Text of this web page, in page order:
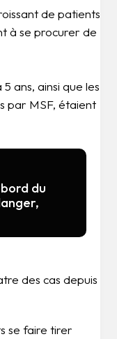
de patients
à se procurer de
ans, ainsi que les
par MSF, étaient
du
des cas depuis
se faire tirer